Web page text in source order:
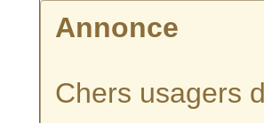
Annonce
Chers usagers